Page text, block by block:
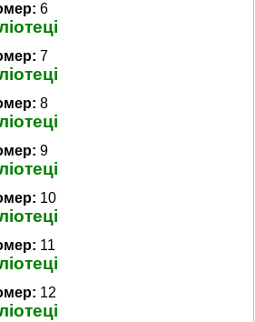
6
7
8
9
10
11
12